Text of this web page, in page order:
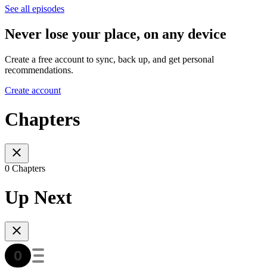
See all episodes
Never lose your place, on any device
Create a free account to sync, back up, and get personal
recommendations.
Create account
Chapters
0 Chapters
Up Next